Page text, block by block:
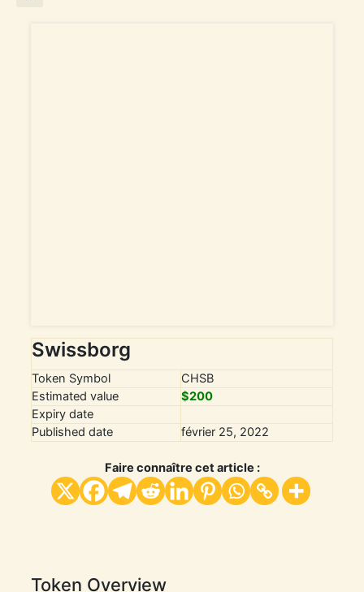
Swissborg
Token Symbol
CHSB
Estimated value
$200
Expiry date
Published date
février 25, 2022
Faire connaître cet article :
Token Overview